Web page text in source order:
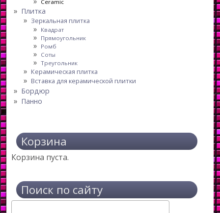
Ceramic
Плитка
Зеркальная плитка
Квадрат
Прямоугольник
Ромб
Соты
Треугольник
Керамическая плитка
Вставка для керамической плитки
Бордюр
Панно
Корзина
Корзина пуста.
Поиск по сайту